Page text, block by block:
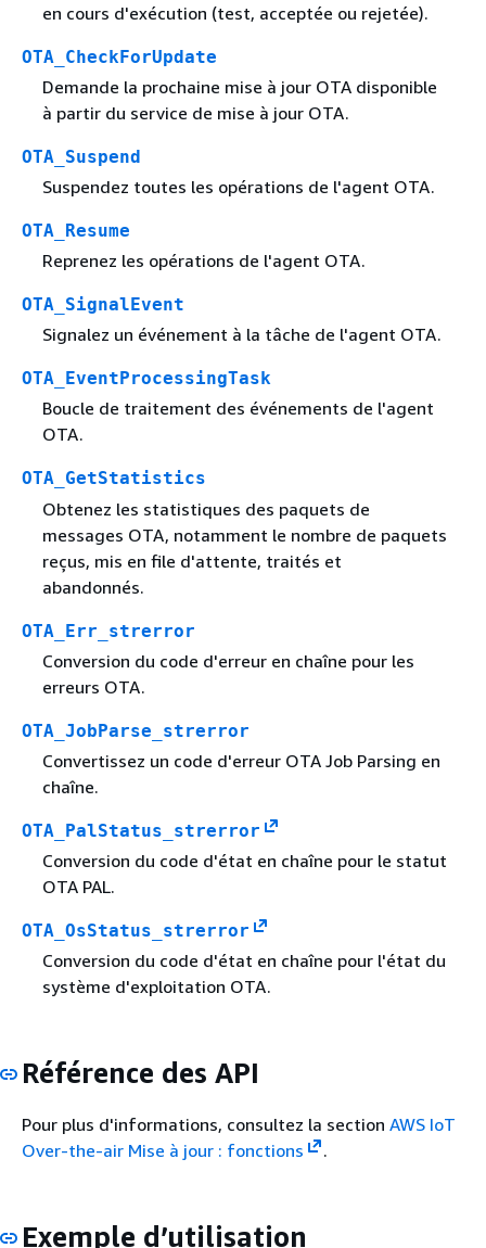
en cours d'exécution (test, acceptée ou rejetée).
OTA_CheckForUpdate
Demande la prochaine mise à jour OTA disponible
à partir du service de mise à jour OTA.
OTA_Suspend
Suspendez toutes les opérations de l'agent OTA.
OTA_Resume
Reprenez les opérations de l'agent OTA.
OTA_SignalEvent
Signalez un événement à la tâche de l'agent OTA.
OTA_EventProcessingTask
Boucle de traitement des événements de l'agent
OTA.
OTA_GetStatistics
Obtenez les statistiques des paquets de
messages OTA, notamment le nombre de paquets
reçus, mis en file d'attente, traités et
abandonnés.
OTA_Err_strerror
Conversion du code d'erreur en chaîne pour les
erreurs OTA.
OTA_JobParse_strerror
Convertissez un code d'erreur OTA Job Parsing en
chaîne.
OTA_PalStatus_strerror
Conversion du code d'état en chaîne pour le statut
OTA PAL.
OTA_OsStatus_strerror
Conversion du code d'état en chaîne pour l'état du
système d'exploitation OTA.
Référence des API
Pour plus d'informations, consultez la section AWS IoT
Over-the-air Mise à jour : fonctions
.
Exemple d’utilisation